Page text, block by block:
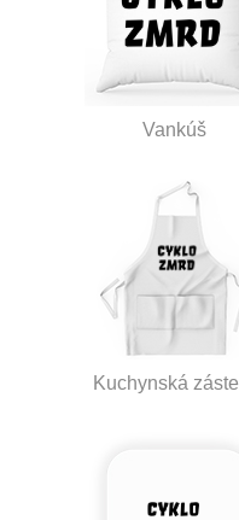
Vankúš
Kuchynská